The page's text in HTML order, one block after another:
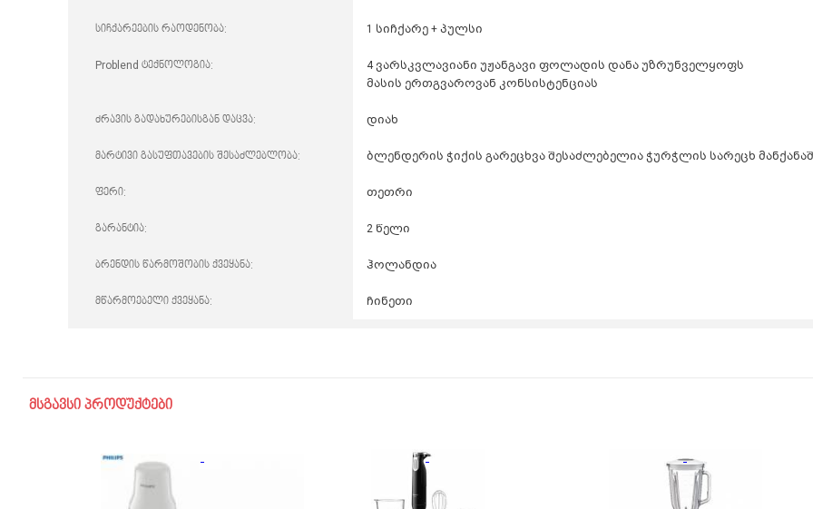
სიჩქარეების რაოდენობა: 1 სიჩქარე + პულსი
Problend ტექნოლოგია:
4 ვარსკვლავიანი უჟანგავი ფოლადის დანა უზრუნველყოფს
მასის ერთგვაროვან კონსისტენციას
ძრავის გადახურებისგან დაცვა: დიახ
მარტივი გასუფთავების შესაძლებლობა: ბლენდერის ჭიქის გარეცხვა შესაძლებელია ჭურჭლის სარეცხ
ფერი: თეთრი
გარანტია: 2 წელი
ბრენდის წარმოშობის ქვეყანა: ჰოლანდია
მწარმოებელი ქვეყანა: ჩინეთი
მსგავსი პროდუქტები